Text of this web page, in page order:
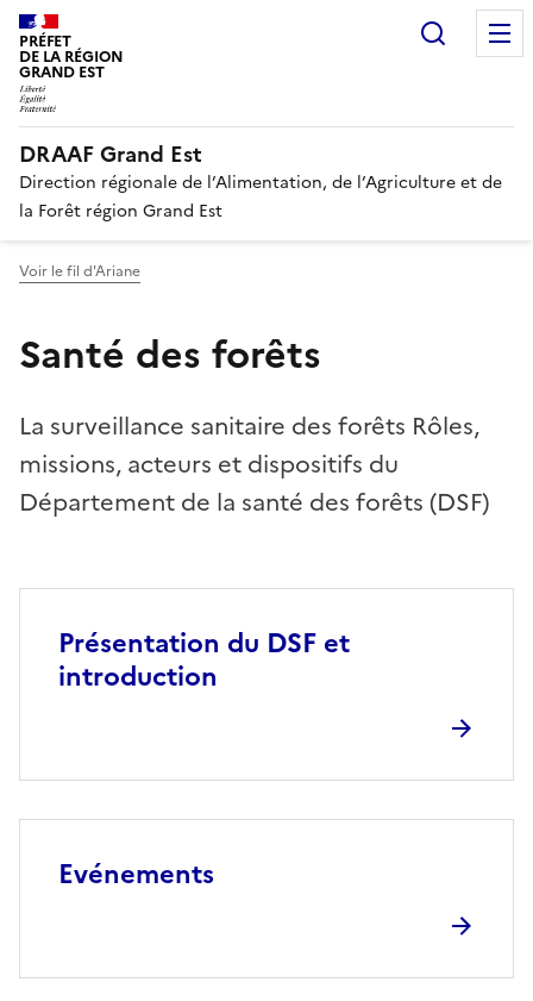
PRÉFET
DE LA RÉGION
GRAND EST
DRAAF Grand Est
Direction régionale de l’Alimentation, de l’Agriculture et de
la Forêt région Grand Est
Voir le fil d'Ariane
Santé des forêts
La surveillance sanitaire des forêts Rôles,
missions, acteurs et dispositifs du
Département de la santé des forêts (DSF)
Présentation du DSF et
introduction
Evénements